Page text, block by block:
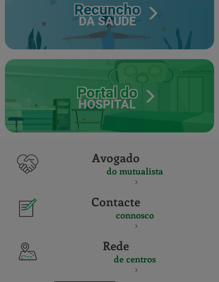
Recuncho
DA SAÚDE
Portal do
HOSPITAL
Avogado
do mutualista
Contacte
connosco
Rede
de centros